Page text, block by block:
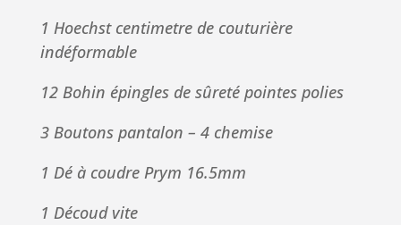
1 Hoechst centimetre de couturière
indéformable
12 Bohin épingles de sûreté pointes polies
3 Boutons pantalon – 4 chemise
1 Dé à coudre Prym 16.5mm
1 Découd vite